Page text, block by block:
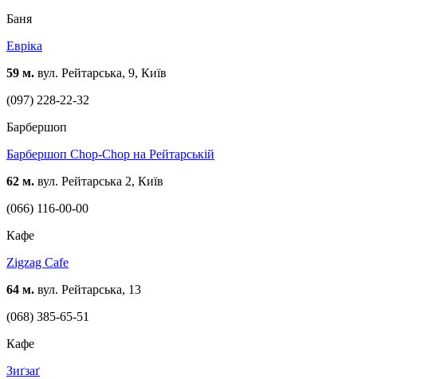
Баня
Евріка
59 м. вул. Рейтарська, 9, Київ
(097) 228-22-32
Барбершоп
Барбершоп Chop-Chop на Рейтарській
62 м. вул. Рейтарська 2, Київ
(066) 116-00-00
Кафе
Zigzag Cafe
64 м. вул. Рейтарська, 13
(068) 385-65-51
Кафе
Зиґзаґ